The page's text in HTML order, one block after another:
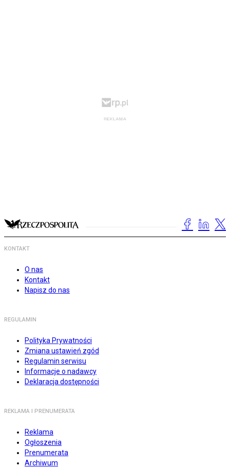
KONTAKT
O nas
Kontakt
Napisz do nas
REGULAMIN
Polityka Prywatności
Zmiana ustawień zgód
Regulamin serwisu
Informacje o nadawcy
Deklaracja dostępności
REKLAMA I PRENUMERATA
Reklama
Ogłoszenia
Prenumerata
Archiwum